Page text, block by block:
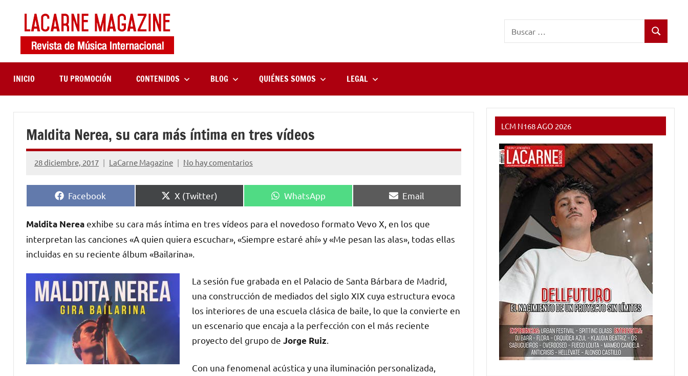
contenido
Magazine
música
internacional
Buscar
INICIO TU PROMOCIÓN CONTENIDOS BLOG QUIÉNES SOMOS LEGAL
Maldita Nerea, su cara más íntima en tres vídeos
28 diciembre, 2017 LaCarne Magazine No hay comentarios
Compartir
en
Facebook
Compartir
en
X (Twitter)
Compartir
en
WhatsApp
Compartir
en
Email
Maldita Nereaexhibe su cara más íntima en tres vídeos para el novedoso formato Vevo X, en los que
interpretan las canciones «A quien quiera escuchar», «Siempre estaré ahí» y «Me pesan las alas», todas ellas
incluidas en su reciente álbum «Bailarina».
La sesión fue grabada en el Palacio de Santa Bárbara de Madrid,
una construcción de mediados del siglo XIX cuya estructura evoca
los interiores de una escuela clásica de baile, lo que la convierte en
un escenario que encaja a la perfección con el más reciente
proyecto del grupo de Jorge Ruiz
Con una fenomenal acústica y una iluminación personalizada,
LCM N168 AGO 2026